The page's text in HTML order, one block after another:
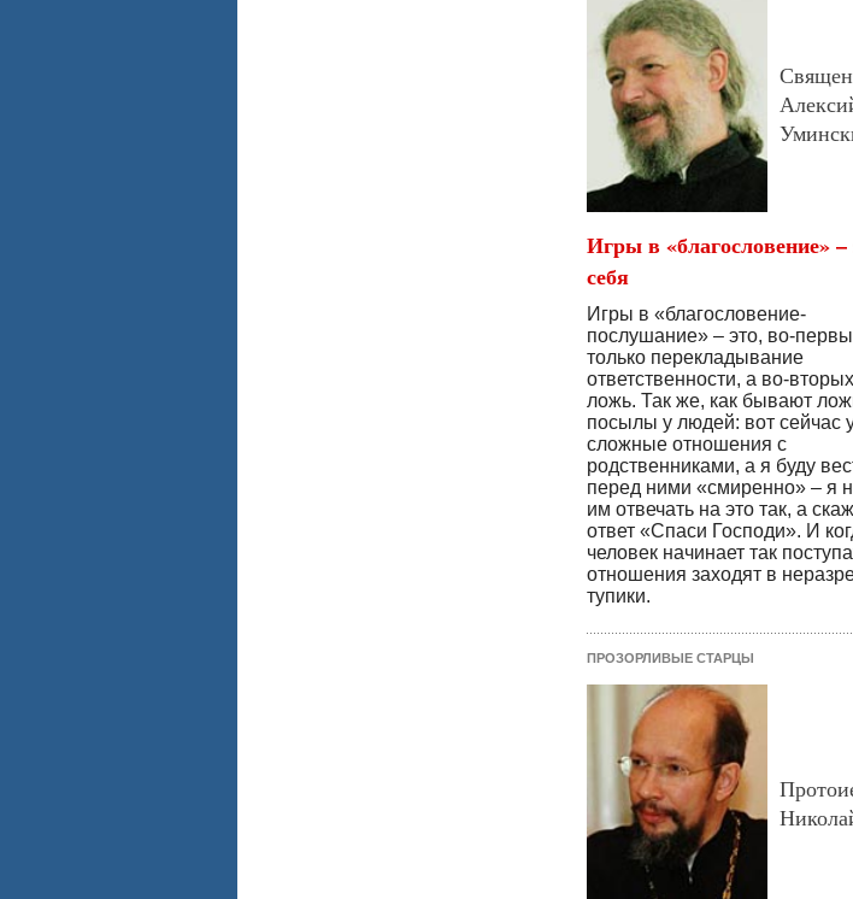
Игры в «благословение»
себя
Игры в «благословение-
послушание» – это, во-
только перекладывание
ответственности, а во-
ложь. Так же, как бывают
посылы у людей: вот сейчас
сложные отношения с
родственниками, а я буду
перед ними «смиренно» – я
им отвечать на это так, а
ответ «Спаси Господи». И
человек начинает так
отношения заходят в
тупики.
ПРОЗОРЛИВЫЕ СТАРЦЫ